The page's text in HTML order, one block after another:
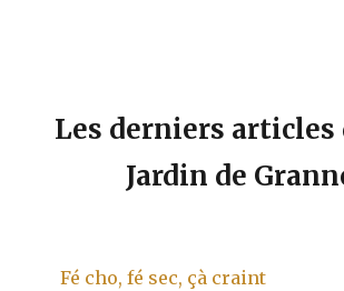
Les derniers articles
Jardin de
Fé cho, fé sec, çà craint